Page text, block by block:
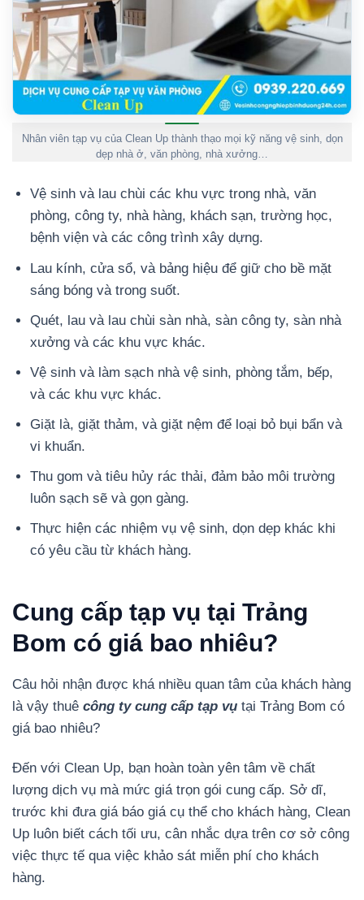
Nhân viên tạp vụ của Clean Up thành thạo mọi kỹ năng vệ sinh, dọn
dẹp nhà ở, văn phòng, nhà xưởng…
Vệ sinh và lau chùi các khu vực trong nhà, văn
phòng, công ty, nhà hàng, khách sạn, trường học,
bệnh viện và các công trình xây dựng.
Lau kính, cửa sổ, và bảng hiệu để giữ cho bề mặt
sáng bóng và trong suốt.
Quét, lau và lau chùi sàn nhà, sàn công ty, sàn nhà
xưởng và các khu vực khác.
Vệ sinh và làm sạch nhà vệ sinh, phòng tắm, bếp,
và các khu vực khác.
Giặt là, giặt thảm, và giặt nệm để loại bỏ bụi bẩn và
vi khuẩn.
Thu gom và tiêu hủy rác thải, đảm bảo môi trường
luôn sạch sẽ và gọn gàng.
Thực hiện các nhiệm vụ vệ sinh, dọn dẹp khác khi
có yêu cầu từ khách hàng.
Cung cấp tạp vụ tại Trảng
Bom có giá bao nhiêu?
Câu hỏi nhận được khá nhiều quan tâm của khách hàng
là vậy thuê công ty cung cấp tạp vụ tại Trảng Bom có
giá bao nhiêu?
Đến với Clean Up, bạn hoàn toàn yên tâm về chất
lượng dịch vụ mà mức giá trọn gói cung cấp. Sở dĩ,
trước khi đưa giá báo giá cụ thể cho khách hàng, Clean
Up luôn biết cách tối ưu, cân nhắc dựa trên cơ sở công
việc thực tế qua việc khảo sát miễn phí cho khách
hàng.